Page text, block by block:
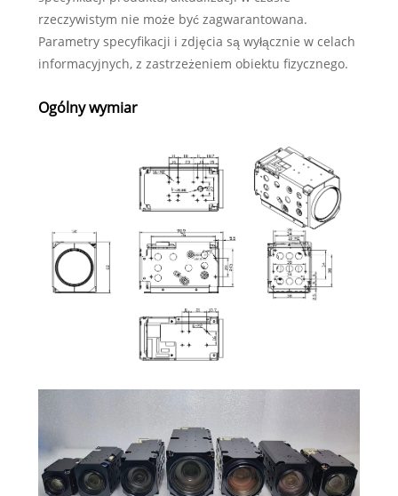
rzeczywistym nie może być zagwarantowana.
Parametry specyfikacji i zdjęcia są wyłącznie w celach
informacyjnych, z zastrzeżeniem obiektu fizycznego.
Ogólny wymiar